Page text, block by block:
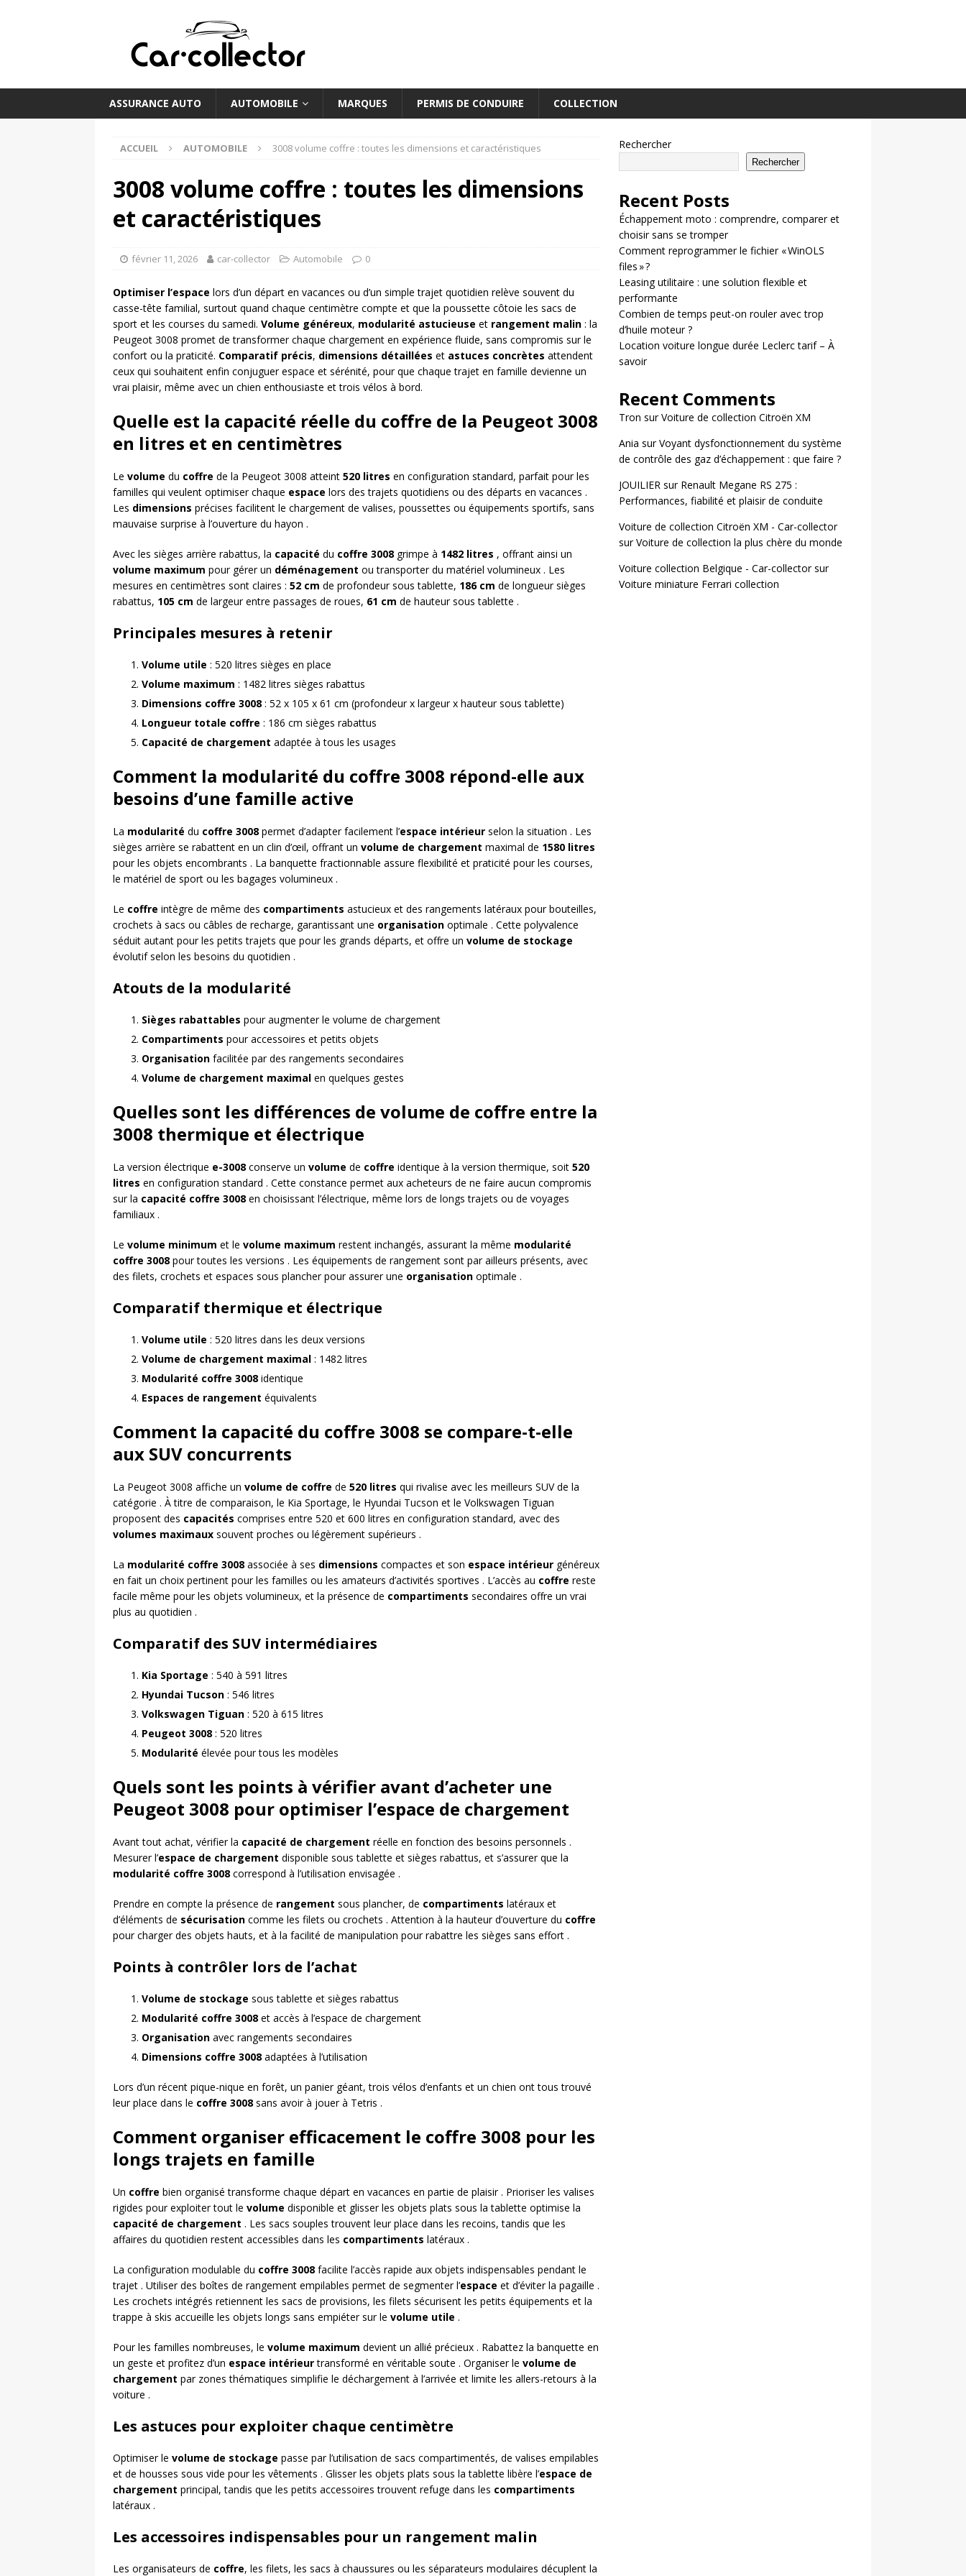
ASSURANCE AUTO AUTOMOBILE MARQUES PERMIS DE CONDUIRE COLLECTION
ACCUEIL AUTOMOBILE 3008 volume coffre : toutes les dimensions et caractéristiques
3008 volume coffre : toutes les dimensions
et caractéristiques
février 11, 2026 car-collector Automobile 0
Optimiser l’espace lors d’un départ en vacances ou d’un simple trajet quotidien relève souvent du
casse-tête familial, surtout quand chaque centimètre compte et que la poussette côtoie les sacs de
sport et les courses du samedi. Volume généreux, modularité astucieuse et rangement malin : la
Peugeot 3008 promet de transformer chaque chargement en expérience fluide, sans compromis sur le
confort ou la praticité. Comparatif précis, dimensions détaillées et astuces concrètes attendent
ceux qui souhaitent enfin conjuguer espace et sérénité, pour que chaque trajet en famille devienne un
vrai plaisir, même avec un chien enthousiaste et trois vélos à bord.
Quelle est la capacité réelle du coffre de la Peugeot 3008
en litres et en centimètres
Le volume du coffre de la Peugeot 3008 atteint 520 litres en configuration standard, parfait pour les
familles qui veulent optimiser chaque espace lors des trajets quotidiens ou des départs en vacances .
Les dimensions précises facilitent le chargement de valises, poussettes ou équipements sportifs, sans
mauvaise surprise à l’ouverture du hayon .
Avec les sièges arrière rabattus, la capacité du coffre 3008 grimpe à 1482 litres , offrant ainsi un
volume maximum pour gérer un déménagement ou transporter du matériel volumineux . Les
mesures en centimètres sont claires : 52 cm de profondeur sous tablette, 186 cm de longueur sièges
rabattus, 105 cm de largeur entre passages de roues, 61 cm de hauteur sous tablette .
Principales mesures à retenir
Volume utile : 520 litres sièges en place
Volume maximum : 1482 litres sièges rabattus
Dimensions coffre 3008 : 52 x 105 x 61 cm (profondeur x largeur x hauteur sous tablette)
Longueur totale coffre : 186 cm sièges rabattus
Capacité de chargement adaptée à tous les usages
Comment la modularité du coffre 3008 répond-elle aux
besoins d’une famille active
La modularité du coffre 3008 permet d’adapter facilement l’espace intérieur selon la situation . Les
sièges arrière se rabattent en un clin d’œil, offrant un volume de chargement maximal de 1580 litres
pour les objets encombrants . La banquette fractionnable assure flexibilité et praticité pour les courses,
le matériel de sport ou les bagages volumineux .
Le coffre intègre de même des compartiments astucieux et des rangements latéraux pour bouteilles,
crochets à sacs ou câbles de recharge, garantissant une organisation optimale . Cette polyvalence
séduit autant pour les petits trajets que pour les grands départs, et offre un volume de stockage
évolutif selon les besoins du quotidien .
Atouts de la modularité
Sièges rabattables pour augmenter le volume de chargement
Compartiments pour accessoires et petits objets
Organisation facilitée par des rangements secondaires
Volume de chargement maximal en quelques gestes
Quelles sont les différences de volume de coffre entre la
3008 thermique et électrique
La version électrique e-3008 conserve un volume de coffre identique à la version thermique, soit 520
litres en configuration standard . Cette constance permet aux acheteurs de ne faire aucun compromis
sur la capacité coffre 3008 en choisissant l’électrique, même lors de longs trajets ou de voyages
familiaux .
Le volume minimum et le volume maximum restent inchangés, assurant la même modularité
coffre 3008 pour toutes les versions . Les équipements de rangement sont par ailleurs présents, avec
des filets, crochets et espaces sous plancher pour assurer une organisation optimale .
Comparatif thermique et électrique
Volume utile : 520 litres dans les deux versions
Volume de chargement maximal : 1482 litres
Modularité coffre 3008 identique
Espaces de rangement équivalents
Comment la capacité du coffre 3008 se compare-t-elle
aux SUV concurrents
La Peugeot 3008 affiche un volume de coffre de 520 litres qui rivalise avec les meilleurs SUV de la
catégorie . À titre de comparaison, le Kia Sportage, le Hyundai Tucson et le Volkswagen Tiguan
proposent des capacités comprises entre 520 et 600 litres en configuration standard, avec des
volumes maximaux souvent proches ou légèrement supérieurs .
La modularité coffre 3008 associée à ses dimensions compactes et son espace intérieur généreux
en fait un choix pertinent pour les familles ou les amateurs d’activités sportives . L’accès au coffre reste
facile même pour les objets volumineux, et la présence de compartiments secondaires offre un vrai
plus au quotidien .
Comparatif des SUV intermédiaires
Kia Sportage : 540 à 591 litres
Hyundai Tucson : 546 litres
Volkswagen Tiguan : 520 à 615 litres
Peugeot 3008 : 520 litres
Modularité élevée pour tous les modèles
Quels sont les points à vérifier avant d’acheter une
Peugeot 3008 pour optimiser l’espace de chargement
Avant tout achat, vérifier la capacité de chargement réelle en fonction des besoins personnels .
Mesurer l’espace de chargement disponible sous tablette et sièges rabattus, et s’assurer que la
modularité coffre 3008 correspond à l’utilisation envisagée .
Prendre en compte la présence de rangement sous plancher, de compartiments latéraux et
d’éléments de sécurisation comme les filets ou crochets . Attention à la hauteur d’ouverture du coffre
pour charger des objets hauts, et à la facilité de manipulation pour rabattre les sièges sans effort .
Points à contrôler lors de l’achat
Volume de stockage sous tablette et sièges rabattus
Modularité coffre 3008 et accès à l’espace de chargement
Organisation avec rangements secondaires
Dimensions coffre 3008 adaptées à l’utilisation
Lors d’un récent pique-nique en forêt, un panier géant, trois vélos d’enfants et un chien ont tous trouvé
leur place dans le coffre 3008 sans avoir à jouer à Tetris .
Comment organiser efficacement le coffre 3008 pour les
longs trajets en famille
Un coffre bien organisé transforme chaque départ en vacances en partie de plaisir . Prioriser les valises
rigides pour exploiter tout le volume disponible et glisser les objets plats sous la tablette optimise la
capacité de chargement . Les sacs souples trouvent leur place dans les recoins, tandis que les
affaires du quotidien restent accessibles dans les compartiments latéraux .
La configuration modulable du coffre 3008 facilite l’accès rapide aux objets indispensables pendant le
trajet . Utiliser des boîtes de rangement empilables permet de segmenter l’espace et d’éviter la pagaille .
Les crochets intégrés retiennent les sacs de provisions, les filets sécurisent les petits équipements et la
trappe à skis accueille les objets longs sans empiéter sur le volume utile .
Pour les familles nombreuses, le volume maximum devient un allié précieux . Rabattez la banquette en
un geste et profitez d’un espace intérieurtransformé en véritable soute . Organiser le volume de
chargement par zones thématiques simplifie le déchargement à l’arrivée et limite les allers-retours à la
voiture .
Les astuces pour exploiter chaque centimètre
Optimiser le volume de stockage passe par l’utilisation de sacs compartimentés, de valises empilables
et de housses sous vide pour les vêtements . Glisser les objets plats sous la tablette libère l’espace de
chargement principal, tandis que les petits accessoires trouvent refuge dans les compartiments
latéraux .
Les accessoires indispensables pour un rangement malin
Les organisateurs de coffre, les filets, les sacs à chaussures ou les séparateurs modulaires décuplent la
Rechercher
Rechercher
Recent Posts
Échappement moto : comprendre, comparer et
choisir sans se tromper
Comment reprogrammer le fichier « WinOLS
files » ?
Leasing utilitaire : une solution flexible et
performante
Combien de temps peut-on rouler avec trop
d’huile moteur ?
Location voiture longue durée Leclerc tarif – À
savoir
Recent Comments
Tron surVoiture de collection Citroën XM
Ania surVoyant dysfonctionnement du système
de contrôle des gaz d’échappement : que faire ?
JOUILIERsur Renault Megane RS 275 :
Performances, fiabilité et plaisir de conduite
Voiture de collection Citroën XM - Car-collector
surVoiture de collection la plus chère du monde
Voiture collection Belgique - Car-collectorsur
Voiture miniature Ferrari collection